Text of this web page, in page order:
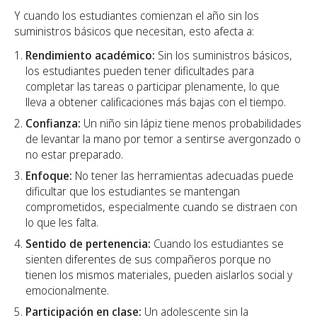
Y cuando los estudiantes comienzan el año sin los
suministros básicos que necesitan, esto afecta a:
Rendimiento académico: Sin los suministros básicos,
los estudiantes pueden tener dificultades para
completar las tareas o participar plenamente, lo que
lleva a obtener calificaciones más bajas con el tiempo.
Confianza: Un niño sin lápiz tiene menos probabilidades
de levantar la mano por temor a sentirse avergonzado o
no estar preparado.
Enfoque: No tener las herramientas adecuadas puede
dificultar que los estudiantes se mantengan
comprometidos, especialmente cuando se distraen con
lo que les falta.
Sentido de pertenencia: Cuando los estudiantes se
sienten diferentes de sus compañeros porque no
tienen los mismos materiales, pueden aislarlos social y
emocionalmente.
Participación en clase: Un adolescente sin la